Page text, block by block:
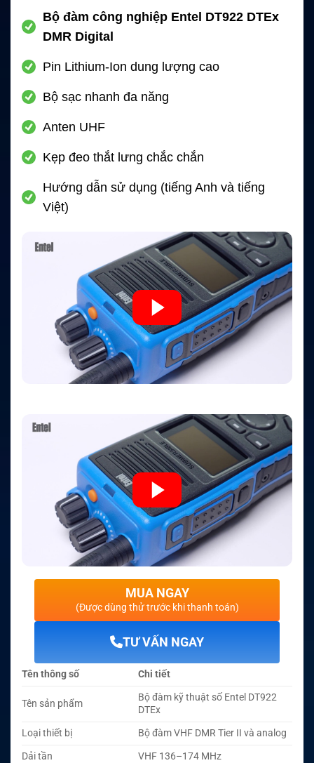
Bộ đàm công nghiệp Entel DT922 DTEx
DMR Digital
Pin Lithium-Ion dung lượng cao
Bộ sạc nhanh đa năng
Anten UHF
Kẹp đeo thắt lưng chắc chắn
Hướng dẫn sử dụng (tiếng Anh và tiếng
Việt)
MUA NGAY
(Được dùng thử trước khi thanh toán)
TƯ VẤN NGAY
Tên thông số Chi tiết
Tên sản phẩm
Bộ đàm kỹ thuật số Entel DT922
DTEx
Loại thiết bị
Bộ đàm VHF DMR Tier II và analog
Dải tần
VHF 136–174 MHz